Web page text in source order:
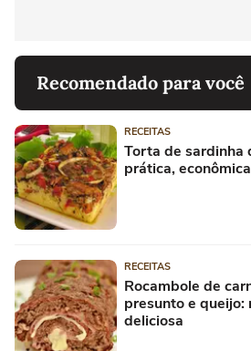
Recomendado para você
RECEITAS
Torta de sardinha
prática,
RECEITAS
Rocambole de
presunto e queijo:
deliciosa